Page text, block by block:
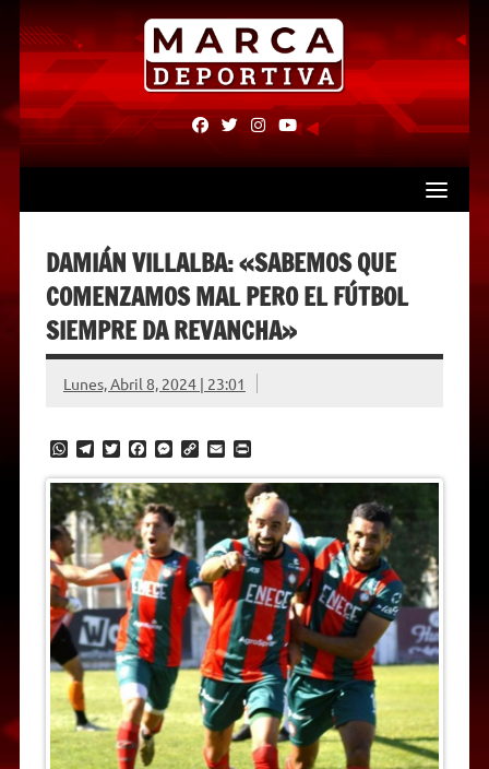
Skip
content
fab
fa-
fab
fa-
fab fab
DAMIÁN VILLALBA: «SABEMOS QUE
COMENZAMOS MAL PERO EL FÚTBOL
SIEMPRE DA REVANCHA»
Lunes, Abril 8, 2024 | 23:01
W
a
t
s
A
p
p
T
l
e
g
r
a
m
T
i
t
t
e
r
F
c
e
b
o
o
k
M
s
s
e
n
g
e
r
C
p
y
L
n
k
E
a
i
l
P
i
n
t
F
r
i
e
n
d
l
y